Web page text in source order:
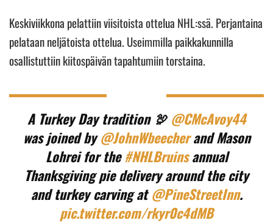
Keskiviikkona pelattiin viisitoista ottelua NHL:ssä. Perjantaina
pelataan neljätoista ottelua. Useimmilla paikkakunnilla
osallistuttiin kiitospäivän tapahtumiin torstaina.
A Turkey Day tradition 🦃@CMcAvoy44
was joined by@JohnWbeecherand Mason
Lohrei for the#NHLBruinsannual
Thanksgiving pie delivery around the city
and turkey carving at@PineStreetInn.
pic.twitter.com/rkyr0c4dMB